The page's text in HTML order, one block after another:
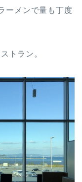
ーメンで量も丁度
トラン。